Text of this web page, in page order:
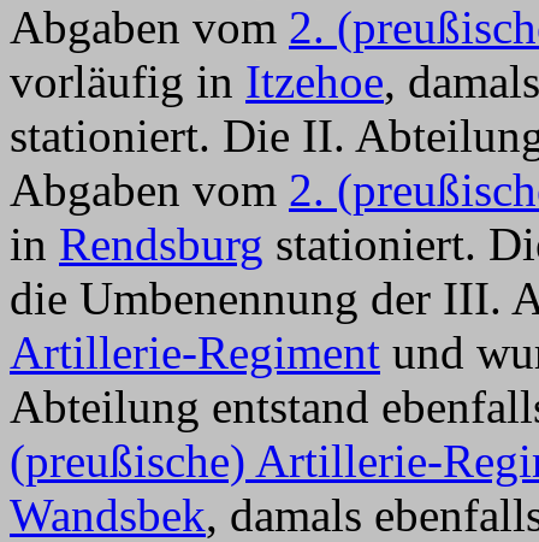
Abgaben vom 2.
vorläufig in Itzehoe,
stationiert. Die II.
Abgaben vom 2.
in Rendsburg stationiert.
die Umbenennung der III.
Artillerie-Regiment und
Abteilung entstand
(preußische) Artillerie-
Wandsbek, damals